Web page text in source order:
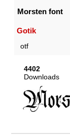
Morsten font
Gotik
otf
4402
Downloads